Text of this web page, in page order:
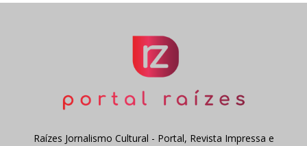
Raízes Jornalismo Cultural - Portal, Revista Impressa e